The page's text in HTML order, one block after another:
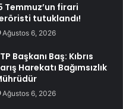
Temmuz’un firari
tutuklandı!
Ağustos 6, 2026
Başkanı Baş: Kıbrıs
Harekatı Bağımsızlık
Ağustos 6, 2026